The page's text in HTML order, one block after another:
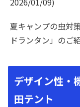
夏キャンプの虫対
ドランタン」のご
デザイン性・
田テント